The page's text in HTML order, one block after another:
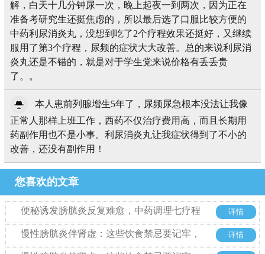
解，白天十几分钟尿一次，晚上起夜一到两次，因为正在
准备考研究生还挺焦虑的，所以最后选了口服比较方便的
中药利尿消炎丸，没想到吃了2个疗程效果还挺好，又继续
服用了第3个疗程，尿频的症状大大改善。总的来说利尿消
炎丸还是不错的，就是对于学生党来说价格有丢丢贵
了。。
本人患前列腺增生5年了，尿频尿急根本没法让我像
正常人那样上班工作，西药不仅治疗费用高，而且长期用
药副作用也不是小事。利尿消炎丸让我症状得到了不小的
改善，还没有副作用！
您喜欢的文章
便秘诱发膀胱炎反复难愈，中药调理七疗程
后复查康复
详情
慢性膀胱炎伴肾虚：这些饮食禁忌要记牢，
调理更高效
详情